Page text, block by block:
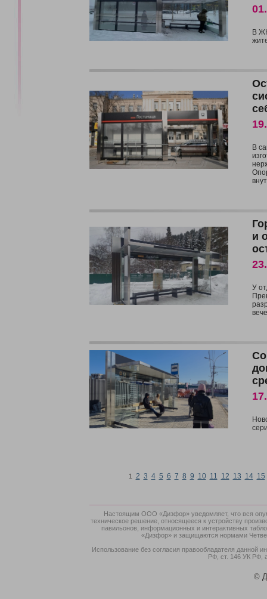
В
В
и
У
1 2 3 4 5 6 7 8 9 10 11 12 13 14 15
Настоящим ООО «Дизфор» уведомляет, что вся
техническое решение, относящееся к устройству
павильонов, информационных и интерактивных
«Дизфор» и защищаются нормами
Использование без согласия правообладателя данной
РФ, ст. 146 УК РФ,
©